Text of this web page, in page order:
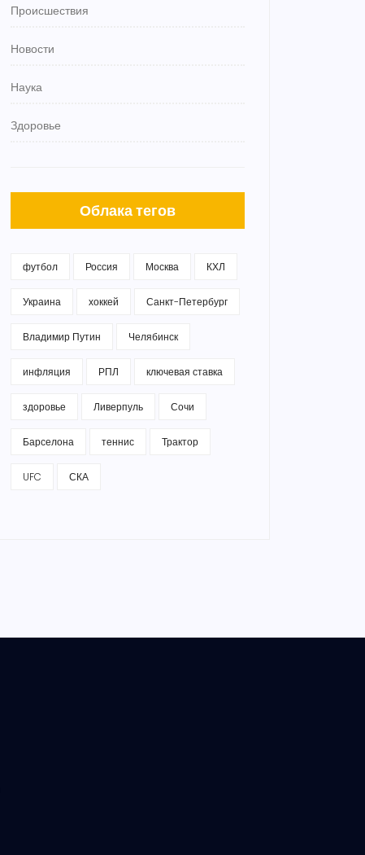
Происшествия
Новости
Наука
Здоровье
Облака тегов
футбол Россия Москва КХЛ
Украина хоккей Санкт-Петербург
Владимир Путин Челябинск
инфляция РПЛ ключевая ставка
здоровье Ливерпуль Сочи
Барселона теннис Трактор
UFC СКА